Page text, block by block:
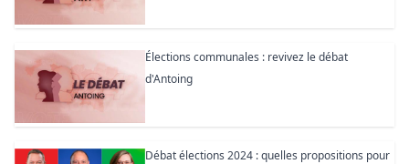
Élections communales : revivez le débat
d'Antoing
Débat élections 2024 : quelles propositions pour